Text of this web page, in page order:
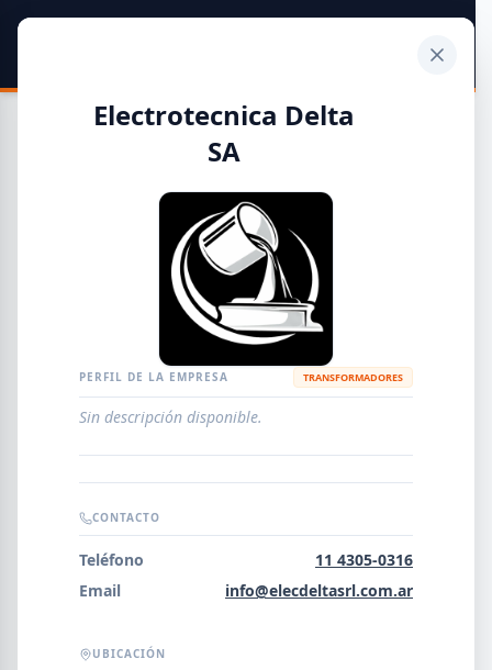
Guía de Empresas Metalúrgicas y Siderúrgicas
METALÚRGICAS
EMPRESAS AGREGAR EMPRESA 0RESULTADOS
Electrotecnica Delta
SA
PERFIL DE LA EMPRESA TRANSFORMADORES
Sin descripción disponible.
CONTACTO
Teléfono
11 4305-0316
Email
info@elecdeltasrl.com.ar
UBICACIÓN